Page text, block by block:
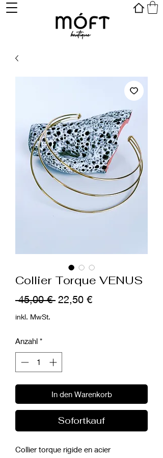
Collier Torque VENUS
45,00 € Standardpreis
22,50 €Sale-
inkl. MwSt.
Anzahl *
In den Warenkorb
Sofortkauf
Collier torque rigide en acier